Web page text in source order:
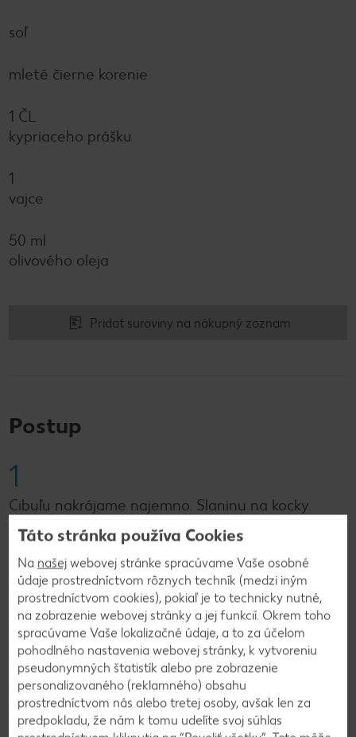
soľ
mleté čierne korenie
1 ČL
kypriaceho prášku
1
vajce
50 ml
olivového oleja
Pridať suroviny na nákupný zoznam
Postup
1
Cibuľu nakrájame najemno. Slaninu na kocky.
Dáme ich spolu s trochou olivového oleja do
hrnca a opečieme.
2
Vo väčšej mise zmiešame múku, kypriaci prášok,
sódu, bylinky, soľ, korenie a strúhanú mozzarellu.
Pridáme opečenú slaninku s cibuľou, vajce, mlieko
a olivový olej. Všetky ingrediencie poriadne
premiešame.
Táto stránka používa Cookies
Na našej webovej stránke spracúvame Vaše osobné
údaje prostredníctvom rôznych techník (medzi iným
prostredníctvom cookies), pokiaľ je to technicky nutné,
na zobrazenie webovej stránky a jej funkcií. Okrem toho
spracúvame Vaše lokalizačné údaje, a to za účelom
pohodlného nastavenia webovej stránky, k vytvoreniu
pseudonymných štatistík alebo pre zobrazenie
personalizovaného (reklamného) obsahu
prostredníctvom nás alebo tretej osoby, avšak len za
predpokladu, že nám k tomu udelíte svoj súhlas